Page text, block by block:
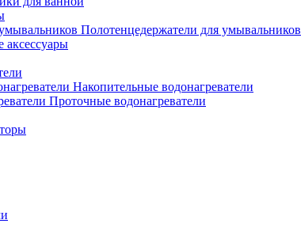
Полотенцедержатели для умывальников
аксессуары
Накопительные водонагреватели
Проточные водонагреватели